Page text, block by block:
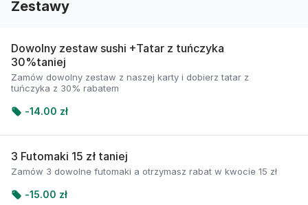
Zestawy
Dowolny zestaw sushi +Tatar z tuńczyka
30%taniej
Zamów dowolny zestaw z naszej karty i dobierz tatar z
tuńczyka z 30% rabatem
-14.00 zł
3 Futomaki 15 zł taniej
Zamów 3 dowolne futomaki a otrzymasz rabat w kwocie 15 zł
-15.00 zł